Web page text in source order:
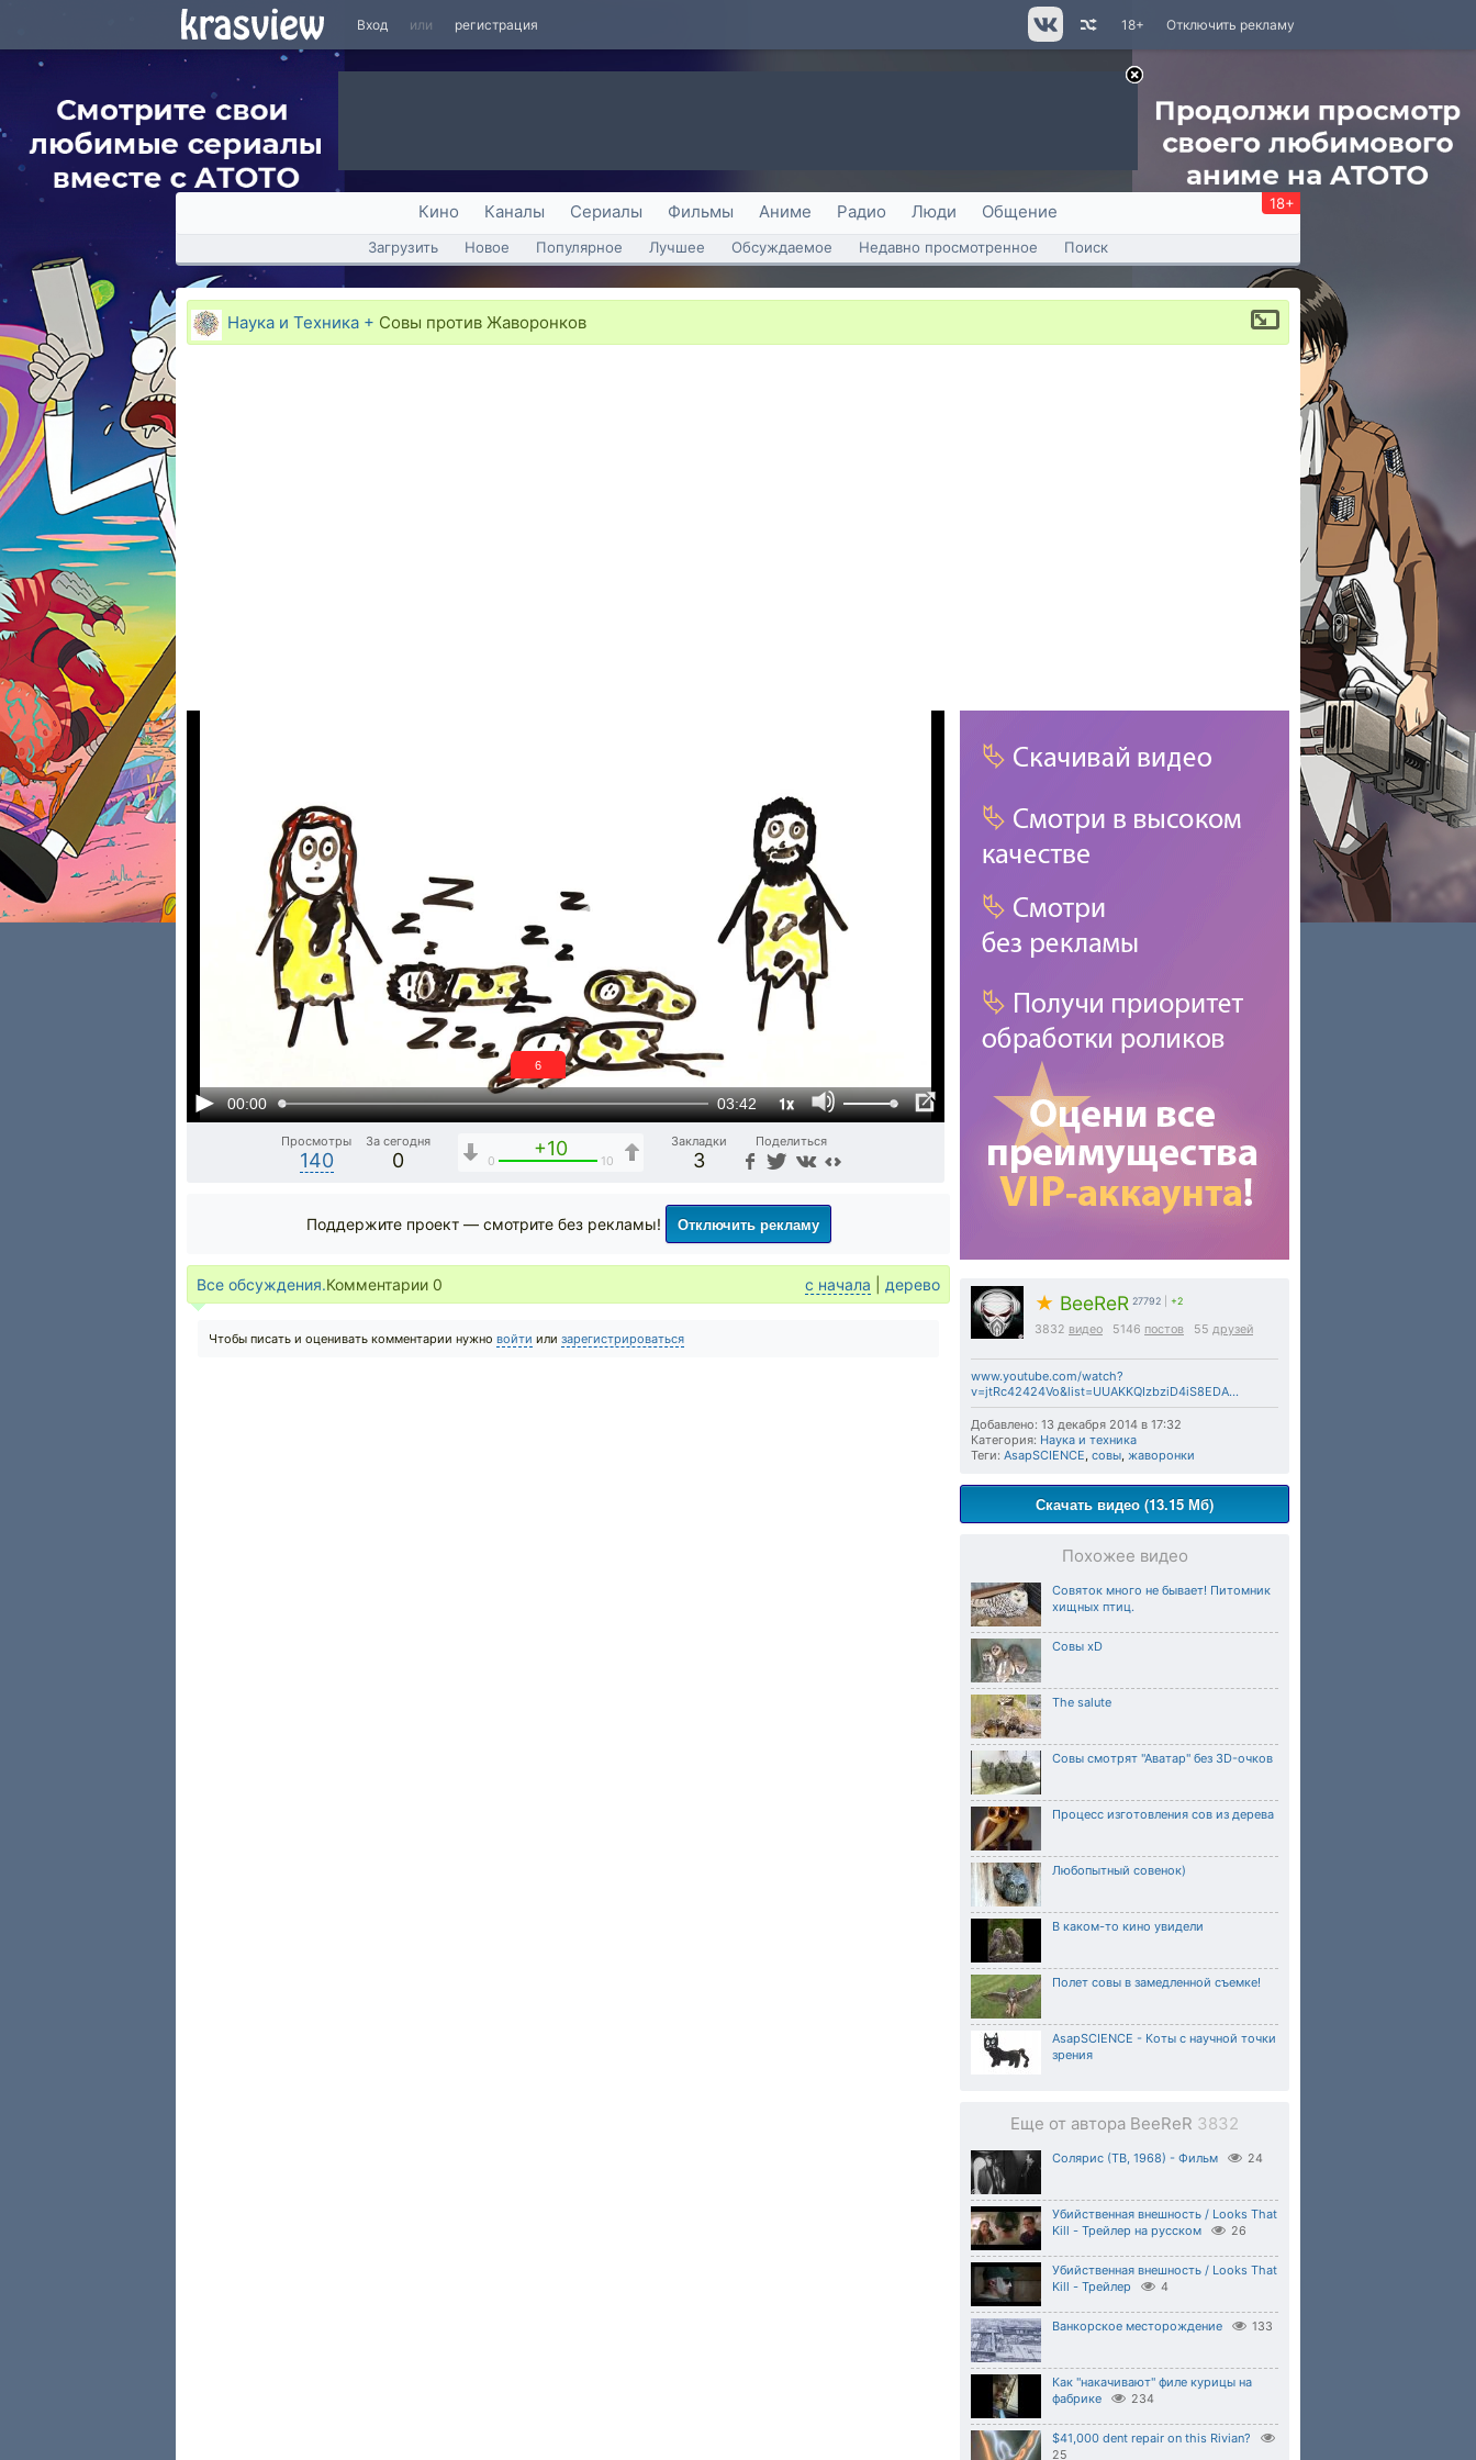
Вход или регистрация Отключить рекламу
18+
Кино Каналы Сериалы Фильмы Аниме Радио Люди Общение 18+
Загрузить Новое Популярное Лучшее Обсуждаемое Недавно просмотренное Поиск
Наука и Техника + Совы против Жаворонков
00:00 03:42 1x
6
Просмотры
140
За сегодня
0
+10
0 10
Закладки
3
Поделиться
★ BeeReR 27792 +2
3832 видео 5146 постов 55 друзей
www.youtube.com/watch?
v=jtRc42424Vo&list=UUAKKQIzbziD4iS8EDA...
Добавлено: 13 декабря 2014 в 17:32
Категория: Наука и техника
Теги: AsapSCIENCE, совы, жаворонки
Скачать видео (13.15 Мб)
Похожее видео
Совяток много не бывает! Питомник
хищных птиц.
Совы хD
The salute
Совы смотрят "Аватар" без 3D-очков
Процесс изготовления сов из дерева
Любопытный совенок)
В каком-то кино увидели
Полет совы в замедленной съемке!
AsapSCIENCE - Коты с научной точки
зрения
Еще от автора BeeReR 3832
Солярис (ТВ, 1968) - Фильм 24
Убийственная внешность / Looks That
Kill - Трейлер на русском
26
Убийственная внешность / Looks That
Kill - Трейлер
4
Ванкорское месторождение 133
Как "накачивают" филе курицы на
фабрике
234
$41,000 dent repair on this Rivian?
25
Поддержите проект — смотрите без рекламы! Отключить рекламу
Все обсуждения.Комментарии 0 с начала дерево
Чтобы писать и оценивать комментарии нужно войти или зарегистрироваться